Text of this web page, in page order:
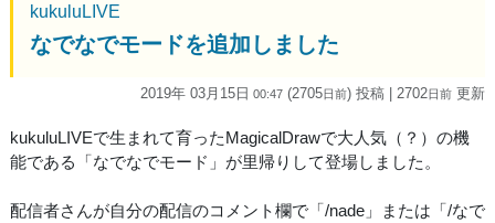
kukuluLIVE
なでなでモードを追加しました
2019年 03月15日 00:47 (2705日前) 投稿 | 2702日前 更新
kukuluLIVEで生まれて育ったMagicalDrawで大人気（？）の機
能である「なでなでモード」が里帰りして登場しました。
配信者さんが自分の配信のコメント欄で「/nade」または「/なで